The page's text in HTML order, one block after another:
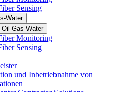
Sensing
Water
Oil-Gas-Water
Monitoring
Sensing
und Inbetriebnahme von